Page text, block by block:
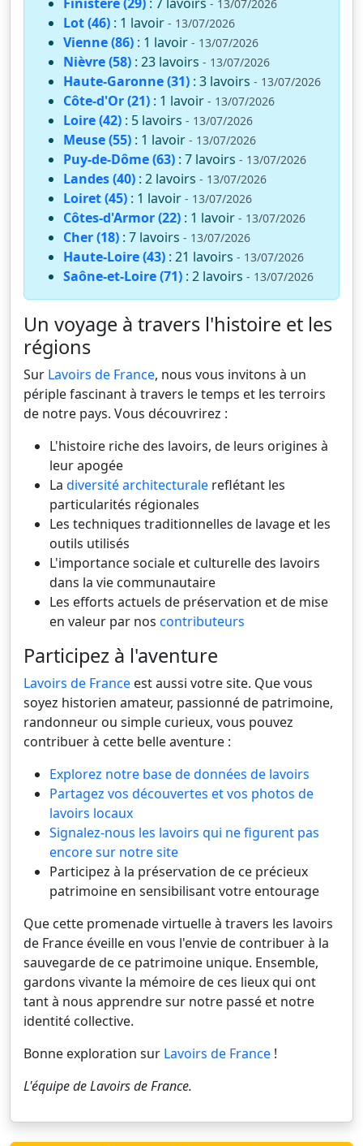
- 13/07/2026
Lot (46) : 1 lavoir - 13/07/2026
Vienne (86) : 1 lavoir - 13/07/2026
Nièvre (58) : 23 lavoirs - 13/07/2026
Haute-Garonne (31) : 3 lavoirs - 13/07/2026
Côte-d'Or (21) : 1 lavoir - 13/07/2026
Loire (42) : 5 lavoirs - 13/07/2026
Meuse (55) : 1 lavoir - 13/07/2026
Puy-de-Dôme (63) : 7 lavoirs - 13/07/2026
Landes (40) : 2 lavoirs - 13/07/2026
Loiret (45) : 1 lavoir - 13/07/2026
Côtes-d'Armor (22) : 1 lavoir - 13/07/2026
Cher (18) : 7 lavoirs - 13/07/2026
Haute-Loire (43) : 21 lavoirs - 13/07/2026
Saône-et-Loire (71) : 2 lavoirs - 13/07/2026
Un voyage à travers l'histoire et les
régions
Sur Lavoirs de France, nous vous invitons à un
périple fascinant à travers le temps et les terroirs
de notre pays. Vous découvrirez :
L'histoire riche des lavoirs, de leurs origines à
leur apogée
La diversité architecturale reflétant les
particularités régionales
Les techniques traditionnelles de lavage et les
outils utilisés
L'importance sociale et culturelle des lavoirs
dans la vie communautaire
Les efforts actuels de préservation et de mise
en valeur par nos contributeurs
Participez à l'aventure
Lavoirs de France est aussi votre site. Que vous
soyez historien amateur, passionné de patrimoine,
randonneur ou simple curieux, vous pouvez
contribuer à cette belle aventure :
Explorez notre base de données de lavoirs
Partagez vos découvertes et vos photos de
lavoirs locaux
Signalez-nous les lavoirs qui ne figurent pas
encore sur notre site
Participez à la préservation de ce précieux
patrimoine en sensibilisant votre entourage
Que cette promenade virtuelle à travers les lavoirs
de France éveille en vous l'envie de contribuer à la
sauvegarde de ce patrimoine unique. Ensemble,
gardons vivante la mémoire de ces lieux qui ont
tant à nous apprendre sur notre passé et notre
identité collective.
Bonne exploration sur Lavoirs de France !
L'équipe deLavoirs de France.